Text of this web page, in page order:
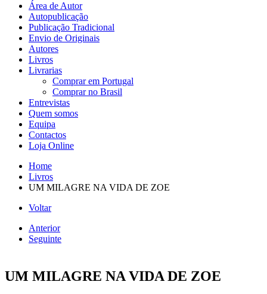
Área de Autor
Autopublicação
Publicação Tradicional
Envio de Originais
Autores
Livros
Livrarias
Comprar em Portugal
Comprar no Brasil
Entrevistas
Quem somos
Equipa
Contactos
Loja Online
Home
Livros
UM MILAGRE NA VIDA DE ZOE
Voltar
Anterior
Seguinte
UM MILAGRE NA VIDA DE ZOE